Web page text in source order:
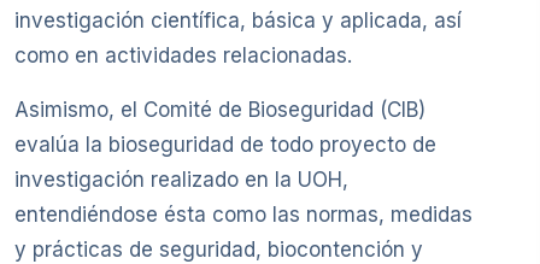
investigación científica, básica y aplicada, así
como en actividades relacionadas.
Asimismo, el Comité de Bioseguridad (CIB)
evalúa la bioseguridad de todo proyecto de
investigación realizado en la UOH,
entendiéndose ésta como las normas, medidas
y prácticas de seguridad, biocontención y